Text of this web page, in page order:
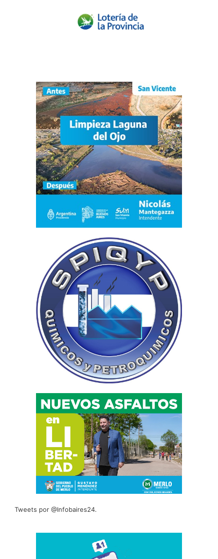
Tweets por @Infobaires24.